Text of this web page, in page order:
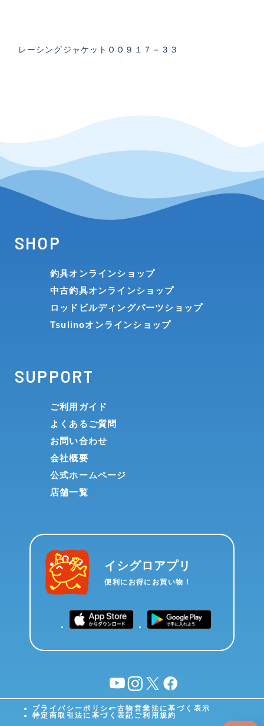
レーシングジャケットＯＯ９１７－３３
SHOP
釣具オンラインショップ
中古釣具オンラインショップ
ロッドビルディングパーツショップ
Tsulinoオンラインショップ
SUPPORT
ご利用ガイド
よくあるご質問
お問い合わせ
会社概要
公式ホームページ
店舗一覧
イシグロアプリ
便利にお得にお買い物！
YouTubeinstagram
X facebook
プライバシーポリシー古物営業法に基づく表示
特定商取引法に基づく表記 ご利用規約